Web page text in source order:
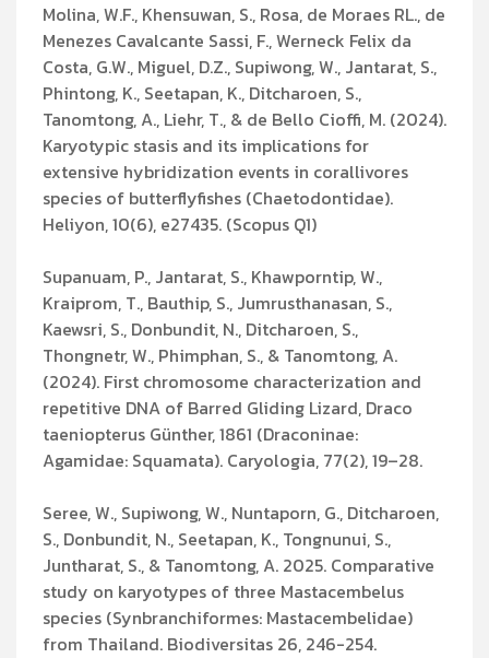
Molina, W.F., Khensuwan, S., Rosa, de Moraes RL., de
Menezes Cavalcante Sassi, F., Werneck Felix da
Costa, G.W., Miguel, D.Z., Supiwong, W., Jantarat, S.,
Phintong, K., Seetapan, K., Ditcharoen, S.,
Tanomtong, A., Liehr, T., & de Bello Cioffi, M. (2024).
Karyotypic stasis and its implications for
extensive hybridization events in corallivores
species of butterflyfishes (Chaetodontidae).
Heliyon, 10(6), e27435. (Scopus Q1)
Supanuam, P., Jantarat, S., Khawporntip, W.,
Kraiprom, T., Bauthip, S., Jumrusthanasan, S.,
Kaewsri, S., Donbundit, N., Ditcharoen, S.,
Thongnetr, W., Phimphan, S., & Tanomtong, A.
(2024). First chromosome characterization and
repetitive DNA of Barred Gliding Lizard, Draco
taeniopterus Günther, 1861 (Draconinae:
Agamidae: Squamata). Caryologia, 77(2), 19–28.
Seree, W., Supiwong, W., Nuntaporn, G., Ditcharoen,
S., Donbundit, N., Seetapan, K., Tongnunui, S.,
Juntharat, S., & Tanomtong, A. 2025. Comparative
study on karyotypes of three Mastacembelus
species (Synbranchiformes: Mastacembelidae)
from Thailand. Biodiversitas 26, 246-254.